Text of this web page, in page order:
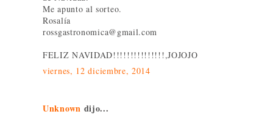
Me apunto al sorteo.
Rosalía
rossgastronomica@gmail.com
FELIZ NAVIDAD!!!!!!!!!!!!!!!,JOJOJO
viernes, 12 diciembre, 2014
Unknown dijo...